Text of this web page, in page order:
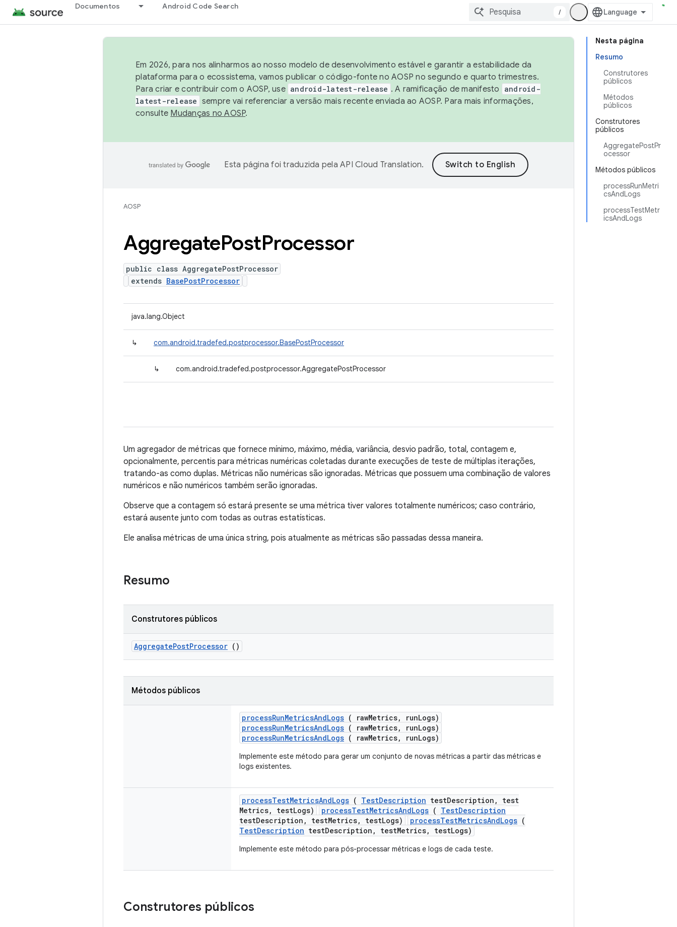
Documentos Android Code Search
/
Nesta página
Resumo
Construtores
públicos
Métodos
públicos
Construtores
públicos
AggregatePostPr
ocessor
Métodos públicos
processRunMetri
csAndLogs
processTestMetr
icsAndLogs
Em 2026, para nos alinharmos ao nosso modelo de desenvolvimento estável e garantir a estabilidade da
plataforma para o ecossistema, vamos publicar o código-fonte no AOSP no segundo e quarto trimestres.
Para criar e contribuir com o AOSP, use android-latest-release . A ramificação de manifesto
android-
latest-release sempre vai referenciar a versão mais recente enviada ao AOSP. Para mais informações,
consulte Mudanças no AOSP.
Esta página foi traduzida pela API Cloud Translation.
AOSP
AggregatePostProcessor
public class AggregatePostProcessor
extends BasePostProcessor
java.lang.Object
↳ com.android.tradefed.postprocessor.BasePostProcessor
↳ com.android.tradefed.postprocessor.AggregatePostProcessor
Um agregador de métricas que fornece mínimo, máximo, média, variância, desvio padrão, total, contagem e,
opcionalmente, percentis para métricas numéricas coletadas durante execuções de teste de múltiplas iterações,
tratando-as como duplas. Métricas não numéricas são ignoradas. Métricas que possuem uma combinação de valores
numéricos e não numéricos também serão ignoradas.
Observe que a contagem só estará presente se uma métrica tiver valores totalmente numéricos; caso contrário,
estará ausente junto com todas as outras estatísticas.
Ele analisa métricas de uma única string, pois atualmente as métricas são passadas dessa maneira.
Resumo
Construtores públicos
AggregatePostProcessor ()
Métodos públicos
processRunMetricsAndLogs ( rawMetrics, runLogs)
processRunMetricsAndLogs ( rawMetrics, runLogs)
processRunMetricsAndLogs ( rawMetrics, runLogs)
Implemente este método para gerar um conjunto de novas métricas a partir das métricas e
logs existentes.
processTestMetricsAndLogs ( TestDescription testDescription ,
test
Metrics, testLogs) processTestMetricsAndLogs ( TestDescription
testDescription, testMetrics, testLogs)
processTestMetricsAndLogs (
TestDescription testDescription, testMetrics, testLogs)
Implemente este método para pós-processar métricas e logs de cada teste.
Construtores públicos